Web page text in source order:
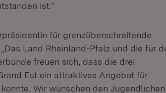
ist.“
für grenzüberschreitende
Land Rheinland-Pfalz und die für
freuen sich, dass die drei
Est ein attraktives Angebot für
Wir wünschen den Jugendlichen